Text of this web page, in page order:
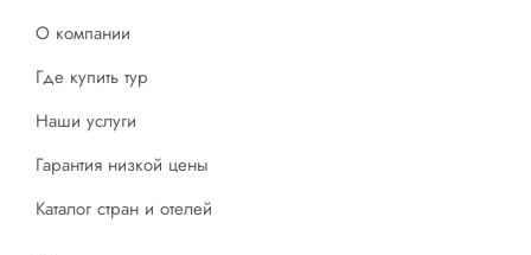
О компании
Где купить тур
Наши услуги
Гарантия низкой цены
Каталог стран и отелей